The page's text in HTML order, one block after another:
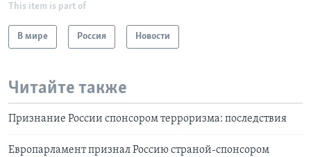
This item is part of
В мире Россия Новости
Читайте также
Признание России спонсором терроризма: последствия
Европарламент признал Россию страной-спонсором